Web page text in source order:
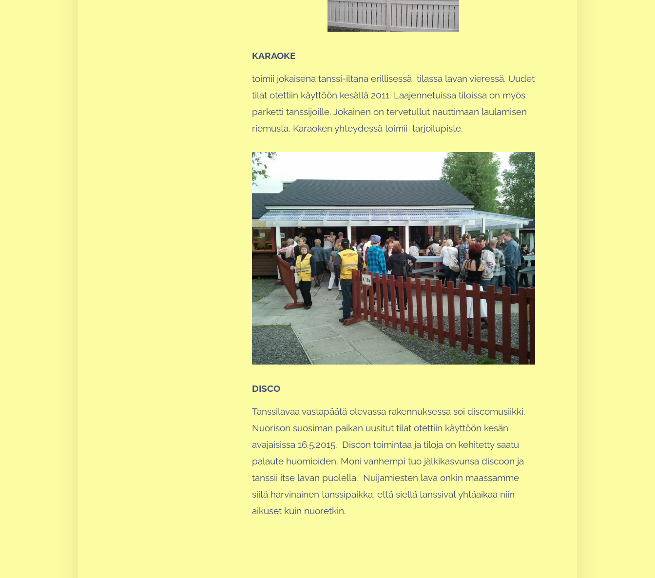
KARAOKE
toimii jokaisena tanssi-iltana erillisessä tilassa lavan vieressä. Uudet
tilat otettiin käyttöön kesällä 2011. Laajennetuissa tiloissa on myös
parketti tanssijoille. Jokainen on tervetullut nauttimaan laulamisen
riemusta. Karaoken yhteydessä toimii tarjoilupiste.
DISCO
Tanssilavaa vastapäätä olevassa rakennuksessa soi discomusiikki.
Nuorison suosiman paikan uusitut tilat otettiin käyttöön kesän
avajaisissa 16.5.2015. Discon toimintaa ja tiloja on kehitetty saatu
palaute huomioiden. Moni vanhempi tuo jälkikasvunsa discoon ja
tanssii itse lavan puolella. Nuijamiesten lava onkin maassamme
siitä harvinainen tanssipaikka, että siellä tanssivat yhtäaikaa niin
aikuset kuin nuoretkin.